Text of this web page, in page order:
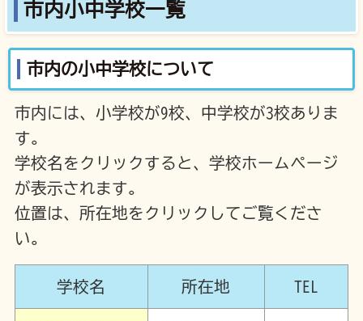
市内小中学校一覧
市内の小中学校について
市内には、小学校が9校、中学校が3校ありま
す。
学校名をクリックすると、学校ホームページ
が表示されます。
位置は、所在地をクリックしてご覧くださ
い。
学校名 所在地 TEL